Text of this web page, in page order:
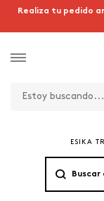
Realiza tu pedido
ESIKA